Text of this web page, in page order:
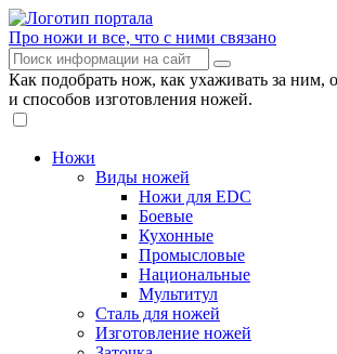
Про ножи и все, что с ними связано
Как подобрать нож, как ухаживать за ним,
и способов изготовления ножей.
Ножи
Виды ножей
Ножи для EDC
Боевые
Кухонные
Промысловые
Национальные
Мультитул
Сталь для ножей
Изготовление ножей